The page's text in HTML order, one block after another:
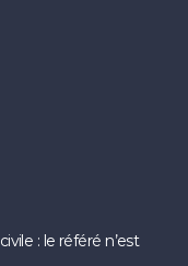
: le référé n’est